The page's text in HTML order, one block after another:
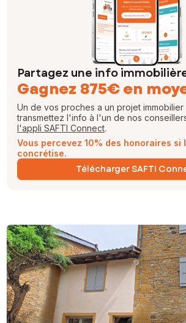
Partagez une info
Gagnez 875€ en
Un de vos proches a un projet immobilier
transmettez l'info à l'un de nos
l'appli SAFTI Connect.
Vous percevez 10% des honoraires si
concrétise.
Télécharger SAFTI